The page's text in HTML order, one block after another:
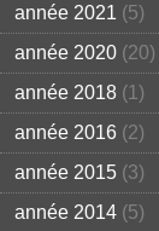
année 2021 (5)
année 2020 (20)
année 2018 (1)
année 2016 (2)
année 2015 (3)
année 2014 (5)